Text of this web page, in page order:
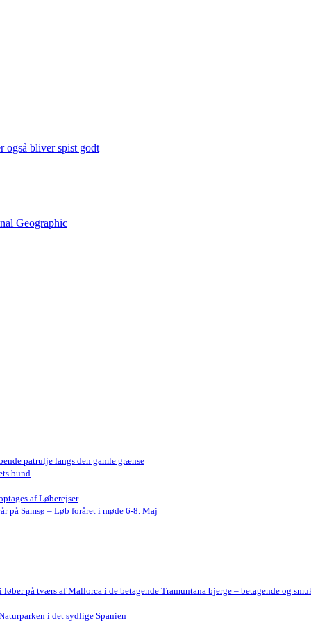
også bliver spist godt
Geographic
patrulje langs den gamle grænse
bund
af Løberejser
på Samsø – Løb foråret i møde 6-8. Maj
på tværs af Mallorca i de betagende Tramuntana bjerge – betagende og
i det sydlige Spanien